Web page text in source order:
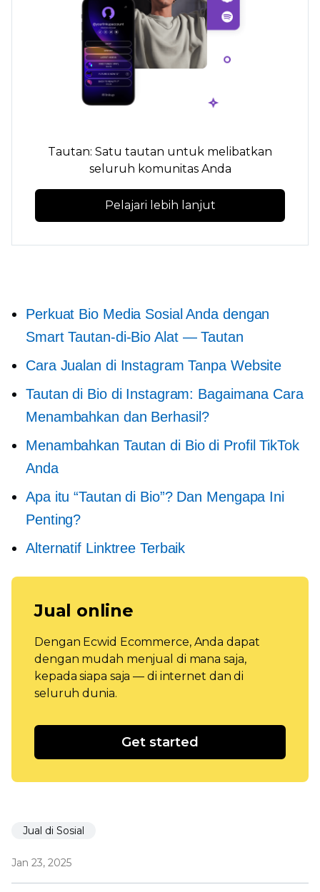
Tautan: Satu tautan untuk melibatkan
seluruh komunitas Anda
Pelajari lebih lanjut
Perkuat Bio Media Sosial Anda dengan
SmartTautan-di-Bio Alat — Tautan
Cara Jualan di Instagram Tanpa Website
Tautan di Bio di Instagram: Bagaimana Cara
Menambahkan dan Berhasil?
Menambahkan Tautan di Bio di Profil TikTok
Anda
Apa itu “Tautan di Bio”? Dan Mengapa Ini
Penting?
Alternatif Linktree Terbaik
Jual online
Dengan Ecwid Ecommerce, Anda dapat
dengan mudah menjual di mana saja,
kepada siapa saja — di internet dan di
seluruh dunia.
Get started
Jual di Sosial
Jan 23, 2025